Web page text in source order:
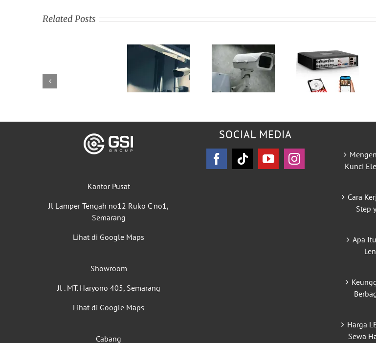
Related Posts
Kantor Pusat
Jl Lamper Tengah no12 Ruko C no1,
Semarang
Lihat di Google Maps
Showroom
Jl . MT. Haryono 405, Semarang
Lihat di Google Maps
Cabang
SOCIAL MEDIA
Kunci
Cara
Step
Apa
Harga
Sewa